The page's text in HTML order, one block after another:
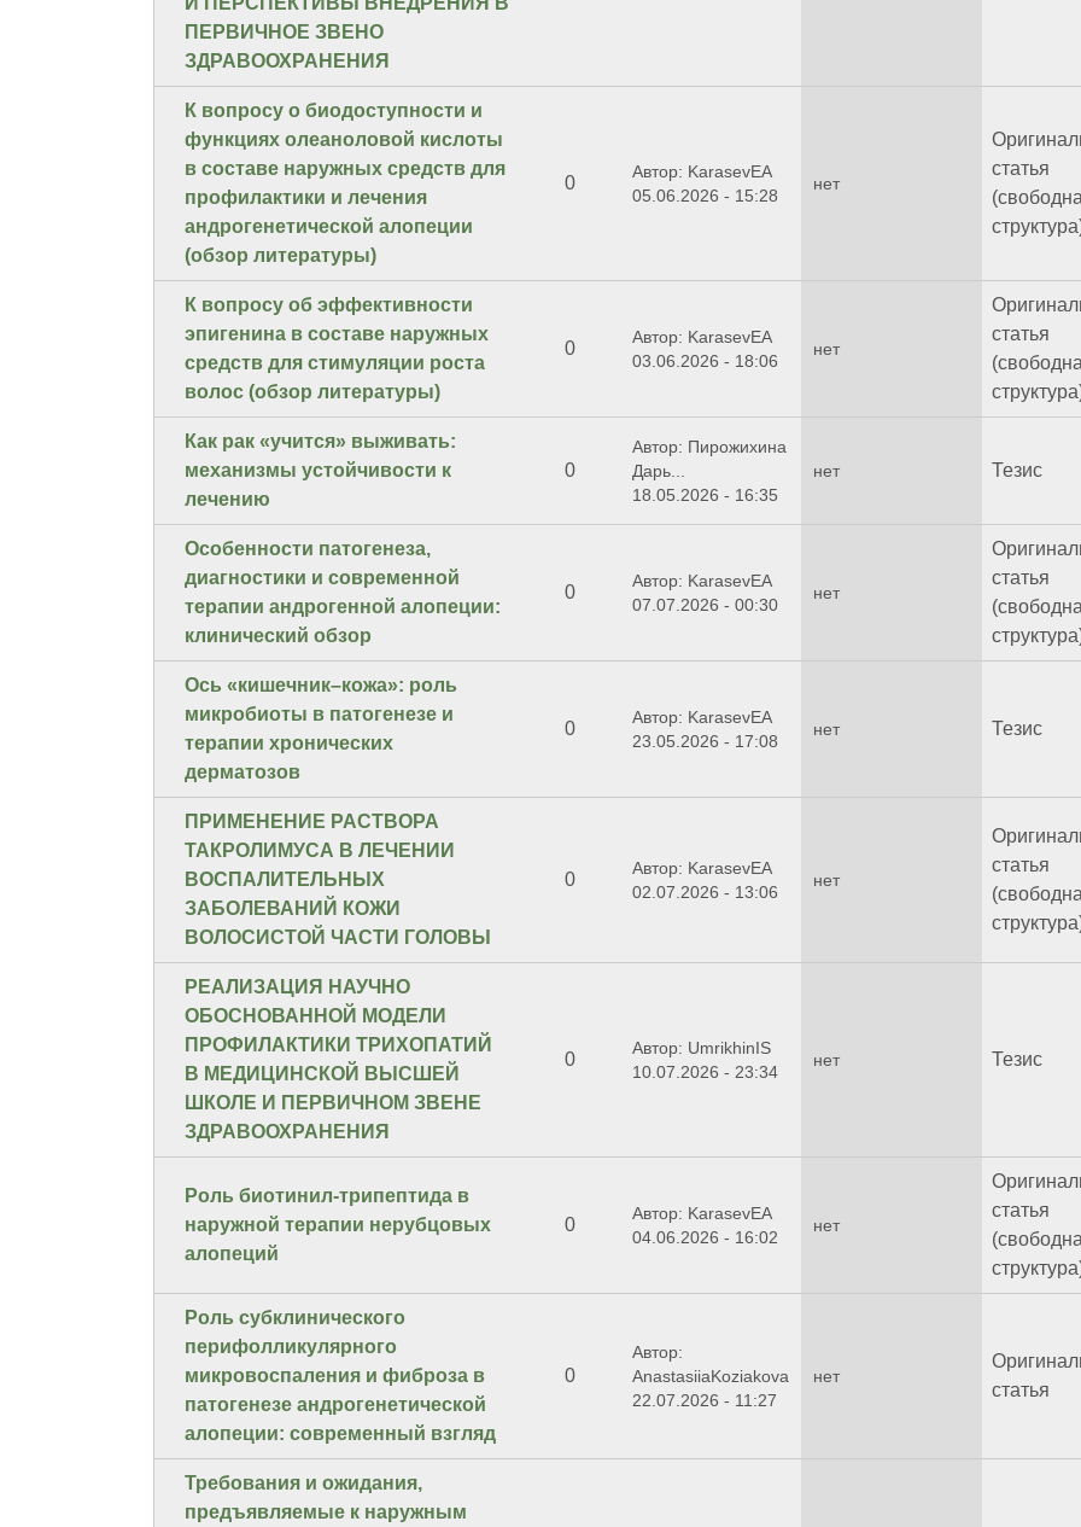
ПЕРВИЧНОЕ ЗВЕНО
ЗДРАВООХРАНЕНИЯ
К вопросу о биодоступности и
функциях олеаноловой кислоты
в составе наружных средств для
профилактики и лечения
андрогенетической алопеции
(обзор литературы)
0
Автор: KarasevEA
05.06.2026 - 15:28
нет
статья
К вопросу об эффективности
эпигенина в составе наружных
средств для стимуляции роста
волос (обзор литературы)
0
Автор: KarasevEA
03.06.2026 - 18:06
нет
статья
Как рак «учится» выживать:
механизмы устойчивости к
лечению
0
Автор: Пирожихина
Дарь...
18.05.2026 - 16:35
нет Тезис
Особенности патогенеза,
диагностики и современной
терапии андрогенной алопеции:
клинический обзор
0
Автор: KarasevEA
07.07.2026 - 00:30
нет
статья
Ось «кишечник–кожа»: роль
микробиоты в патогенезе и
терапии хронических
дерматозов
0
Автор: KarasevEA
23.05.2026 - 17:08
нет Тезис
ПРИМЕНЕНИЕ РАСТВОРА
ТАКРОЛИМУСА В ЛЕЧЕНИИ
ВОСПАЛИТЕЛЬНЫХ
ЗАБОЛЕВАНИЙ КОЖИ
ВОЛОСИСТОЙ ЧАСТИ ГОЛОВЫ
0
Автор: KarasevEA
02.07.2026 - 13:06
нет
статья
РЕАЛИЗАЦИЯ НАУЧНО
ОБОСНОВАННОЙ МОДЕЛИ
ПРОФИЛАКТИКИ ТРИХОПАТИЙ
В МЕДИЦИНСКОЙ ВЫСШЕЙ
ШКОЛЕ И ПЕРВИЧНОМ ЗВЕНЕ
ЗДРАВООХРАНЕНИЯ
0
Автор: UmrikhinIS
10.07.2026 - 23:34
нет Тезис
Роль биотинил-трипептида в
наружной терапии нерубцовых
алопеций
0
Автор: KarasevEA
04.06.2026 - 16:02
нет
статья
Роль субклинического
перифолликулярного
микровоспаления и фиброза в
патогенезе андрогенетической
алопеции: современный взгляд
0
Автор:
AnastasiiaKoziakova
22.07.2026 - 11:27
нет
статья
Требования и ожидания,
предъявляемые к наружным